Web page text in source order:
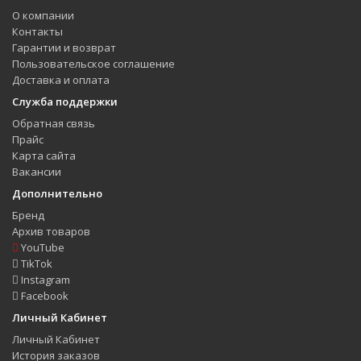
О компании
Контакты
Гарантии и возврат
Пользовательское соглашение
Доставка и оплата
Служба поддержки
Обратная связь
Прайс
Карта сайта
Вакансии
Дополнительно
Бренд
Архив товаров
YouTube
TikTok
Instagram
Facebook
Личный Кабинет
Личный Кабинет
История заказов